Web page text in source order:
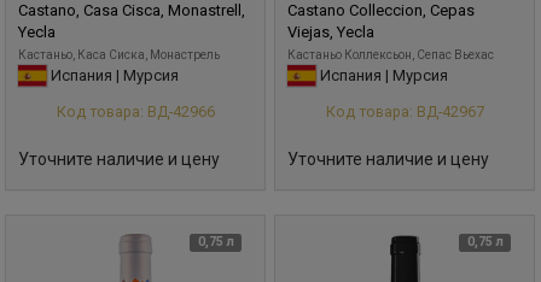
Castano, Casa Cisca, Monastrell,
Yecla
Кастаньо, Каса Сиска, Монастрель
Испания | Мурсия
Код товара: ВД-42966
Уточните наличие и цену
Castano Colleccion, Cepas
Viejas, Yecla
Кастаньо Коллексьон, Сепас Вьехас
Испания | Мурсия
Код товара: ВД-42967
Уточните наличие и цену
0,75 л 0,75 л